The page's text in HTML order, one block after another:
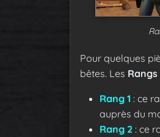
Pour quelques
bêtes. Les Rangs
Rang 1 : ce
auprès du
Rang 2 : ce